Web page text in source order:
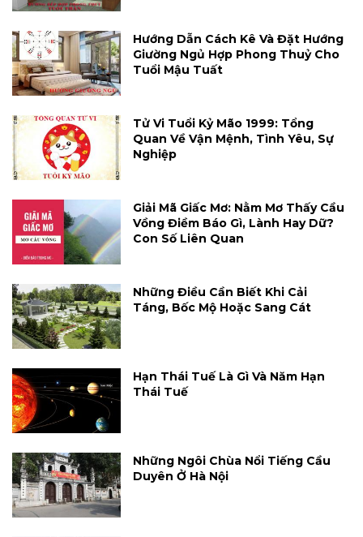
Hướng Dẫn Cách Kê Và Đặt Hướng
Giường Ngủ Hợp Phong Thuỷ Cho
Tuổi Mậu Tuất
Tử Vi Tuổi Kỷ Mão 1999: Tổng
Quan Về Vận Mệnh, Tình Yêu, Sự
Nghiệp
Giải Mã Giấc Mơ: Nằm Mơ Thấy Cầu
Vồng Điềm Báo Gì, Lành Hay Dữ?
Con Số Liên Quan
Những Điều Cần Biết Khi Cải
Táng, Bốc Mộ Hoặc Sang Cát
Hạn Thái Tuế Là Gì Và Năm Hạn
Thái Tuế
Những Ngôi Chùa Nổi Tiếng Cầu
Duyên Ở Hà Nội